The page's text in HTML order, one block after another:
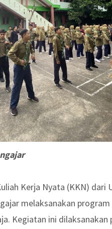
Kerja Nyata (KKN) dari
melaksanakan
Kegiatan ini